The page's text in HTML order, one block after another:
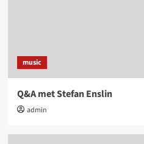
music
Q&A met Stefan Enslin
admin